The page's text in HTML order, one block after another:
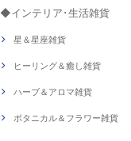
◆インテリア･生活雑貨
星＆星座雑貨
ヒーリング＆癒し雑貨
ハーブ＆アロマ雑貨
ボタニカル＆フラワー雑貨